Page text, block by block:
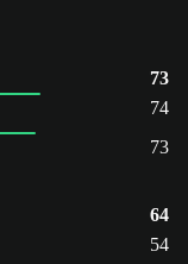
73
74
73
64
54